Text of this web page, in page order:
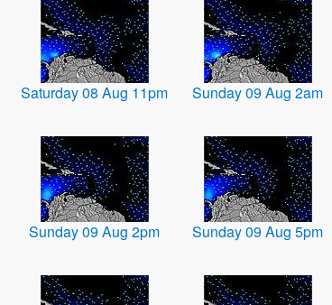
Saturday 08 Aug 11pm Sunday 09 Aug 2am
Sunday 09 Aug 2pm Sunday 09 Aug 5pm